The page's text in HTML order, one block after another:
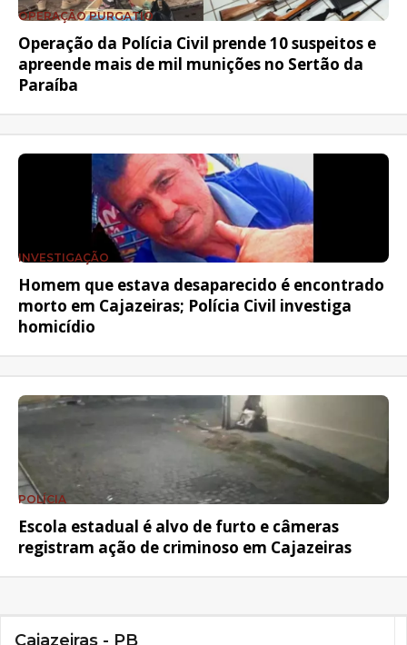
OPERAÇÃO PURGATIO
Operação da Polícia Civil prende 10 suspeitos e
apreende mais de mil munições no Sertão da
Paraíba
INVESTIGAÇÃO
Homem que estava desaparecido é encontrado
morto em Cajazeiras; Polícia Civil investiga
homicídio
POLÍCIA
Escola estadual é alvo de furto e câmeras
registram ação de criminoso em Cajazeiras
Cajazeiras - PB